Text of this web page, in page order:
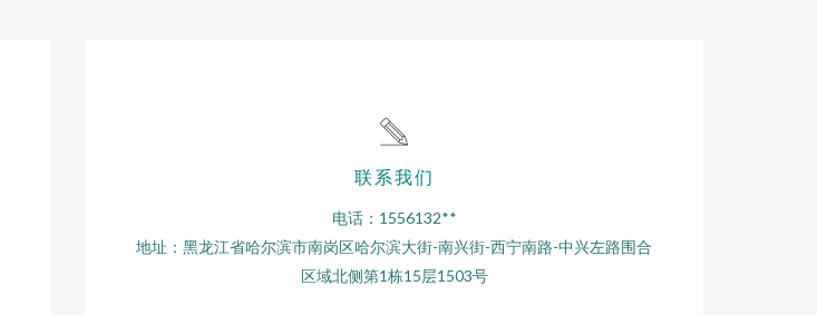
联系我们
电话：1556132**
地址：黑龙江省哈尔滨市南岗区哈尔滨大街-南兴街-西宁南路-中兴左路围合
区域北侧第1栋15层1503号